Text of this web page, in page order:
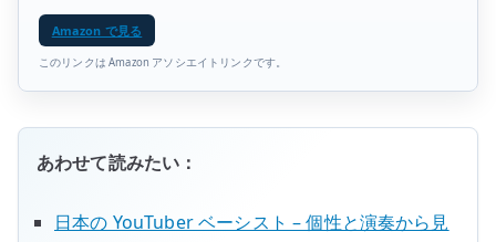
Amazon で見る
このリンクは Amazon アソシエイトリンクです。
あわせて読みたい：
日本の YouTuber ベーシスト – 個性と演奏から見